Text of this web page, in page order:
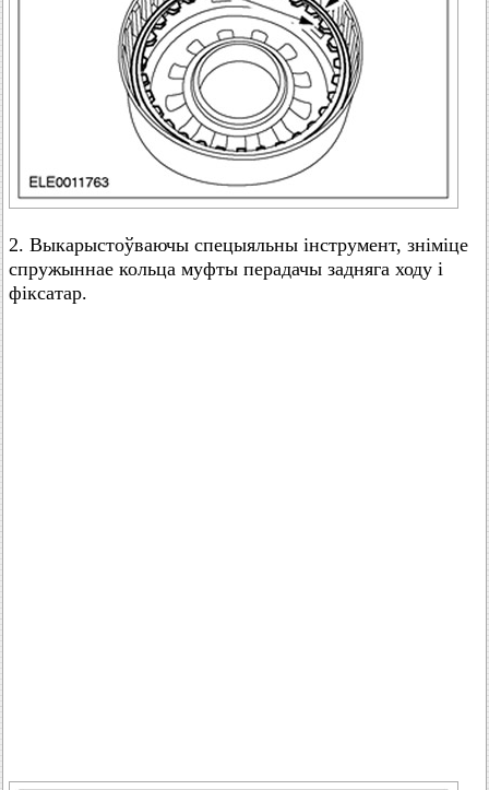
2. Выкарыстоўваючы спецыяльны інструмент, зніміце
спружыннае кольца муфты перадачы задняга ходу і
фіксатар.